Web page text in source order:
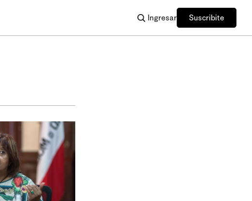
Ingresar Suscribite